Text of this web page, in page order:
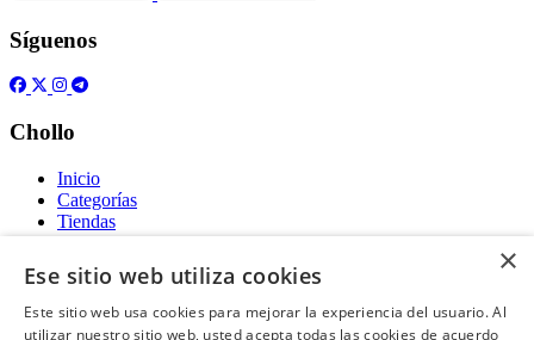
Síguenos
Chollo
Inicio
Categorías
Tiendas
Gratis
Acerca de
Sobre nosotros
×
Ese sitio web utiliza cookies
Este sitio web usa cookies para mejorar la experiencia del usuario. Al
utilizar nuestro sitio web, usted acepta todas las cookies de acuerdo